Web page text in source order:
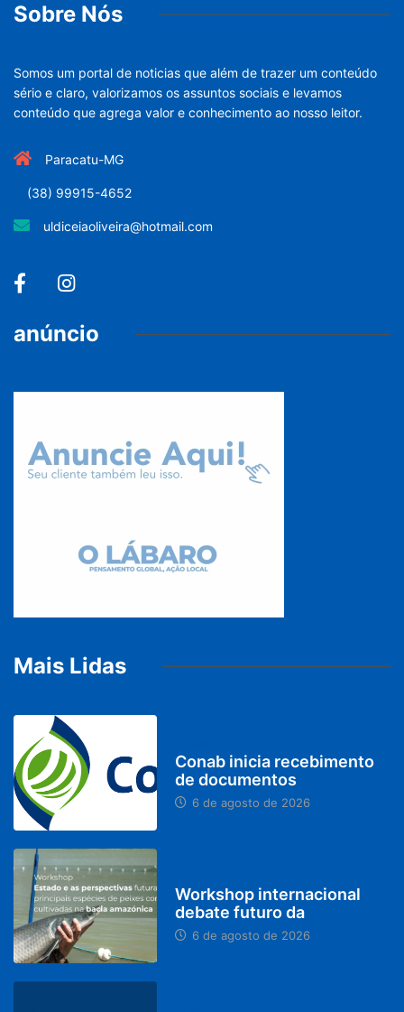
Sobre Nós
Somos um portal de noticias que além de trazer um conteúdo
sério e claro, valorizamos os assuntos sociais e levamos
conteúdo que agrega valor e conhecimento ao nosso leitor.
Paracatu-MG
(38) 99915-4652
uldiceiaoliveira@hotmail.com
anúncio
Mais Lidas
Conab inicia recebimento
de documentos
6 de agosto de 2026
Workshop internacional
debate futuro da
6 de agosto de 2026